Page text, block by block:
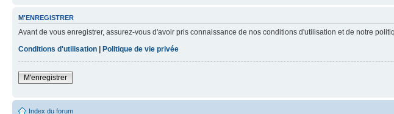
M'ENREGISTRER
Avant de vous enregistrer, assurez-vous d'avoir pris connaissance de nos conditions d'utilisation et de notre
Conditions d'utilisation | Politique de vie privée
M'enregistrer
Index du forum